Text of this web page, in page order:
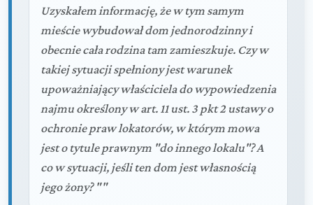
Uzyskałem informację, że w tym samym
mieście wybudował dom jednorodzinny i
obecnie cała rodzina tam zamieszkuje. Czy w
takiej sytuacji spełniony jest warunek
upoważniający właściciela do wypowiedzenia
najmu określony w art. 11 ust. 3 pkt 2 ustawy o
ochronie praw lokatorów, w którym mowa
jest o tytule prawnym "do innego lokalu"? A
co w sytuacji, jeśli ten dom jest własnością
jego żony? ""